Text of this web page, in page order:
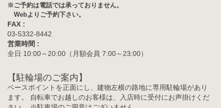
※ご予約は電話では承っておりません。
Webよりご予約下さい。
FAX :
03-5332-8442
営業時間 :
全日 10:00～20:00（月額会員 7:00～23:00）
【駐輪場のご案内】
ベースポイントを正面にし、建物左横の路地に専用駐輪場があり
ます。 自転車でお越しのお客様は、入店時に受付にお声掛けくだ